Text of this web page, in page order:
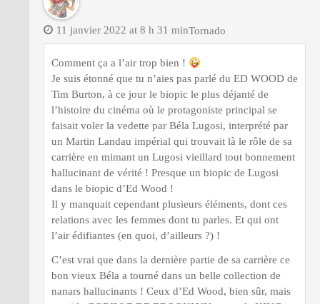
Tornado
11 janvier 2022 at 8 h 31 min
Comment ça a l’air trop bien !
Je suis étonné que tu n’aies pas parlé du ED WOOD de
Tim Burton, à ce jour le biopic le plus déjanté de
l’histoire du cinéma où le protagoniste principal se
faisait voler la vedette par Béla Lugosi, interprété par
un Martin Landau impérial qui trouvait là le rôle de sa
carrière en mimant un Lugosi vieillard tout bonnement
hallucinant de vérité ! Presque un biopic de Lugosi
dans le biopic d’Ed Wood !
Il y manquait cependant plusieurs éléments, dont ces
relations avec les femmes dont tu parles. Et qui ont
l’air édifiantes (en quoi, d’ailleurs ?) !
C’est vrai que dans la dernière partie de sa carrière ce
bon vieux Béla a tourné dans un belle collection de
nanars hallucinants ! Ceux d’Ed Wood, bien sûr, mais